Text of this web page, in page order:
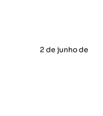
2 de junho de